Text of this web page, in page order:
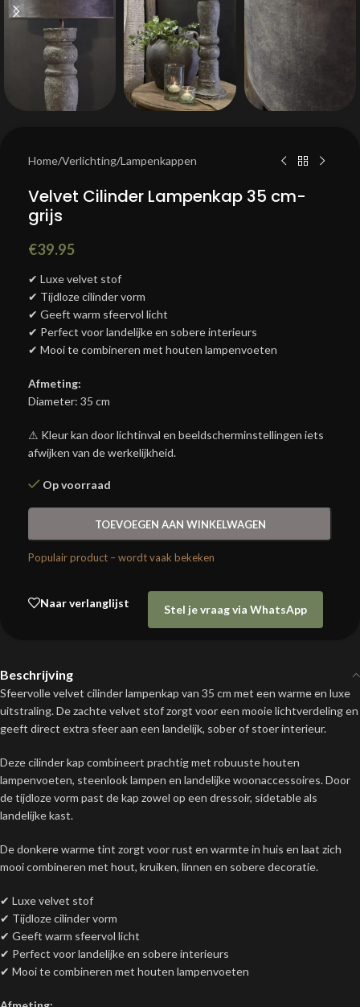
Home/Verlichting/Lampenkappen
Velvet Cilinder Lampenkap 35 cm-
grijs
€39.95
✔ Luxe velvet stof
✔ Tijdloze cilinder vorm
✔ Geeft warm sfeervol licht
✔ Perfect voor landelijke en sobere interieurs
✔ Mooi te combineren met houten lampenvoeten
Afmeting:
Diameter: 35 cm
⚠ Kleur kan door lichtinval en beeldscherminstellingen iets
afwijken van de werkelijkheid.
Op voorraad
TOEVOEGEN AAN WINKELWAGEN
Populair product – wordt vaak bekeken
Naar verlanglijst
Stel je vraag via WhatsApp
Beschrijving
Sfeervolle velvet cilinder lampenkap van 35 cm met een warme en luxe
uitstraling. De zachte velvet stof zorgt voor een mooie lichtverdeling en
geeft direct extra sfeer aan een landelijk, sober of stoer interieur.
Deze cilinder kap combineert prachtig met robuuste houten
lampenvoeten, steenlook lampen en landelijke woonaccessoires. Door
de tijdloze vorm past de kap zowel op een dressoir, sidetable als
landelijke kast.
De donkere warme tint zorgt voor rust en warmte in huis en laat zich
mooi combineren met hout, kruiken, linnen en sobere decoratie.
✔ Luxe velvet stof
✔ Tijdloze cilinder vorm
✔ Geeft warm sfeervol licht
✔ Perfect voor landelijke en sobere interieurs
✔ Mooi te combineren met houten lampenvoeten